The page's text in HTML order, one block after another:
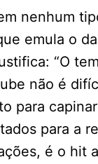
nenhum
emula o
“O
não é
para
para a
é o hit